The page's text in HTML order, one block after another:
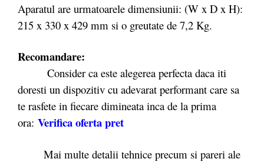
Aparatul are urmatoarele dimensiunii: (W x D x H):
215 x 330 x 429 mm si o greutate de 7,2 Kg.
Recomandare:
Consider ca este alegerea perfecta daca iti
doresti un dispozitiv cu adevarat performant care sa
te rasfete in fiecare dimineata inca de la prima
ora: Verifica oferta pret
Mai multe detalii tehnice precum si pareri ale